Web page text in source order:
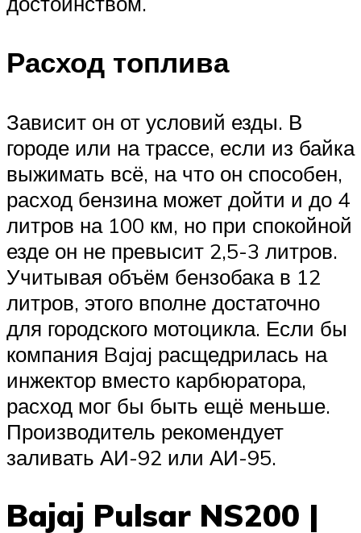
Расход топлива
Зависит он от условий езды. В
городе или на трассе, если из байка
выжимать всё, на что он способен,
расход бензина может дойти и до 4
литров на 100 км, но при спокойной
езде он не превысит 2,5-3 литров.
Учитывая объём бензобака в 12
литров, этого вполне достаточно
для городского мотоцикла. Если бы
компания Bajaj расщедрилась на
инжектор вместо карбюратора,
расход мог бы быть ещё меньше.
Производитель рекомендует
заливать АИ-92 или АИ-95.
Bajaj Pulsar NS200 |